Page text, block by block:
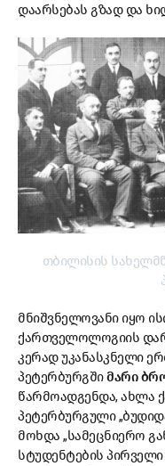
დაარსებას გზად და
თბილისის
მნიშვნელოვანი იყო
ქართველოლოგიის
კერად უკანასკნელი
პეტერბურგშიმარი
წარმოადგენდა, ახლა
პეტერბურგული
მოხდა „სამეცნიერო
სტუდენტების